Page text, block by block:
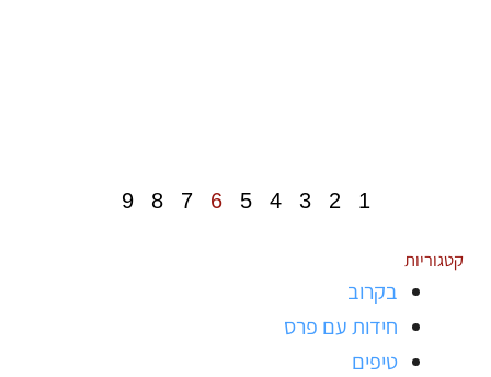
1
2
3
4
5
6
7
8
9
קטגוריות
בקרוב
חידות עם פרס
טיפים